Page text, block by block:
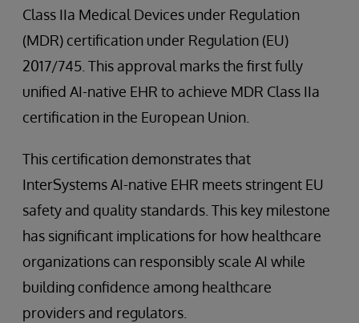
Class IIa Medical Devices under Regulation
(MDR) certification under Regulation (EU)
2017/745. This approval marks the first fully
unified AI-native EHR to achieve MDR Class IIa
certification in the European Union.
This certification demonstrates that
InterSystems AI-native EHR meets stringent EU
safety and quality standards. This key milestone
has significant implications for how healthcare
organizations can responsibly scale AI while
building confidence among healthcare
providers and regulators.